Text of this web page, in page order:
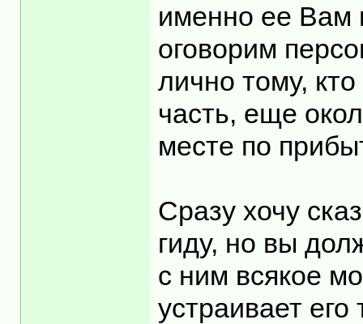
именно ее Вам
оговорим
лично тому,
часть, еще
месте по
Сразу хочу
гиду, но вы
с ним всякое
устраивает